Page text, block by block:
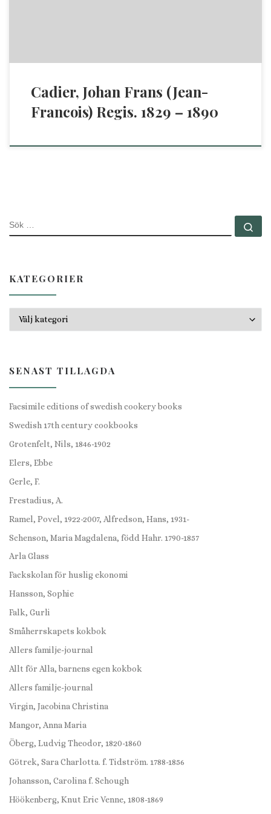
Cadier, Johan Frans (Jean-
Francois) Regis. 1829 – 1890
SÖK
KATEGORIER
SENAST TILLAGDA
Facsimile editions of swedish cookery books
Swedish 17th century cookbooks
Grotenfelt, Nils, 1846-1902
Elers, Ebbe
Gerle, F.
Frestadius, A.
Ramel, Povel, 1922-2007, Alfredson, Hans, 1931-
Schenson, Maria Magdalena, född Hahr. 1790-1857
Arla Glass
Fackskolan för huslig ekonomi
Hansson, Sophie
Falk, Gurli
Småherrskapets kokbok
Allers familje-journal
Allt för Alla, barnens egen kokbok
Allers familje-journal
Virgin, Jacobina Christina
Mangor, Anna Maria
Öberg, Ludvig Theodor, 1820-1860
Götrek, Sara Charlotta. f. Tidström. 1788-1856
Johansson, Carolina f. Schough
Höökenberg, Knut Eric Venne, 1808-1869